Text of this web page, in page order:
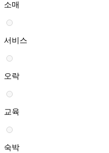
소매
서비스
오락
교육
숙박